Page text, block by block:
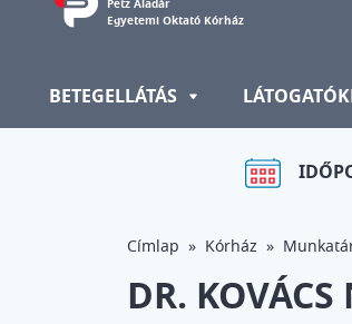
Petz Aladár
Egyetemi Oktató Kórház
BETEGELLÁTÁS
Címlap Kórház
DR. KOVÁCS